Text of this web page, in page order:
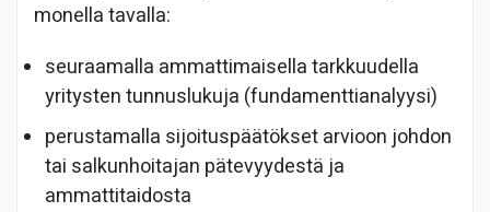
monella tavalla:
seuraamalla ammattimaisella tarkkuudella
yritysten tunnuslukuja (fundamenttianalyysi)
perustamalla sijoituspäätökset arvioon johdon
tai salkunhoitajan pätevyydestä ja
ammattitaidosta